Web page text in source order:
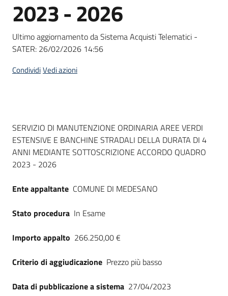
Seguici
su
2023 - 2026
Ultimo aggiornamento da Sistema Acquisti Telematici -
SATER: 26/02/2026 14:56
CondividiVedi azioni
Dati del bando
SERVIZIO DI MANUTENZIONE ORDINARIA AREE VERDI
ESTENSIVE E BANCHINE STRADALI DELLA DURATA DI 4
ANNI MEDIANTE SOTTOSCRIZIONE ACCORDO QUADRO
2023 - 2026
Ente appaltante COMUNE DI MEDESANO
Stato procedura In Esame
Importo appalto 266.250,00 €
Criterio di aggiudicazione Prezzo più basso
Data di pubblicazione a sistema 27/04/2023